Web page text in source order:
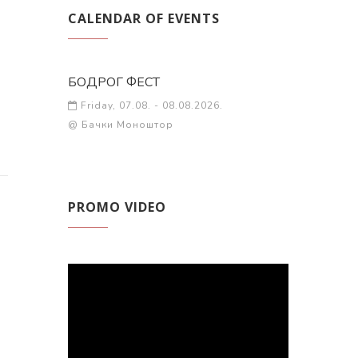
CALENDAR OF EVENTS
БОДРОГ ФЕСТ
Friday, 07.08. - 08.08.2026.
@ Бачки Моноштор
PROMO VIDEO